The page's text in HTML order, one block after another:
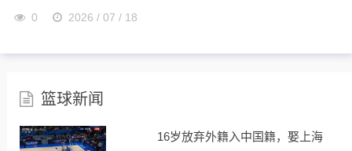
0 2026 / 07 / 18
篮球新闻
16岁放弃外籍入中国籍，娶上海